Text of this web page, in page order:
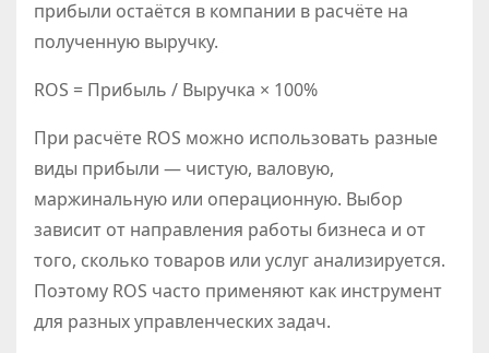
прибыли остаётся в компании в расчёте на
полученную выручку.
ROS = Прибыль / Выручка × 100%
При расчёте ROS можно использовать разные
виды прибыли — чистую, валовую,
маржинальную или операционную. Выбор
зависит от направления работы бизнеса и от
того, сколько товаров или услуг анализируется.
Поэтому ROS часто применяют как инструмент
для разных управленческих задач.